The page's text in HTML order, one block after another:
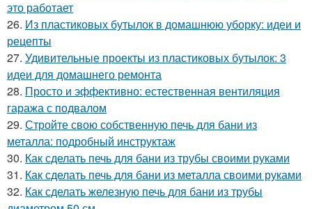
это работает
26. Из пластиковых бутылок в домашнюю уборку: идеи и
рецепты
27. Удивительные проекты из пластиковых бутылок: 3
идеи для домашнего ремонта
28. Просто и эффективно: естественная вентиляция
гаража с подвалом
29. Стройте свою собственную печь для бани из
металла: подробный инструктаж
30. Как сделать печь для бани из трубы своими руками
31. Как сделать печь для бани из металла своими руками
32. Как сделать железную печь для бани из трубы